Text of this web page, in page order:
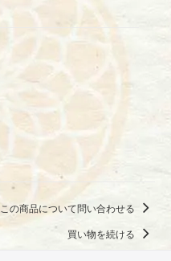
この商品について問い合わせる
買い物を続ける